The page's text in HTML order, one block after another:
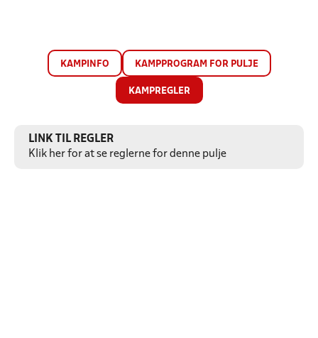
KAMPINFO KAMPPROGRAM FOR PULJE
KAMPREGLER
LINK TIL REGLER
Klik her for at se reglerne for denne pulje